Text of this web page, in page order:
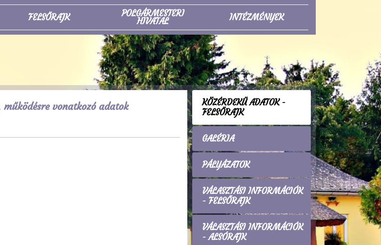
FELSŐRAJK POLGÁRMESTERI
HIVATAL INTÉZMÉNYEK
vonatkozó adatok
KÖZÉRDEKŰ ADATOK -
FELSŐRAJK
GALÉRIA
PÁLYÁZATOK
VÁLASZTÁSI INFORMÁCIÓK
- FELSŐRAJK
VÁLASZTÁSI INFORMÁCIÓK
- ALSÓRAJK